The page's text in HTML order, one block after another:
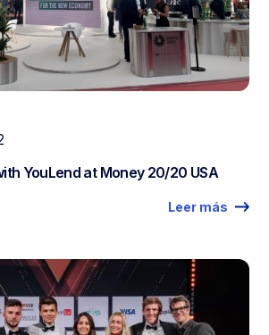
YouLend at Money 20/20 USA
Leer más